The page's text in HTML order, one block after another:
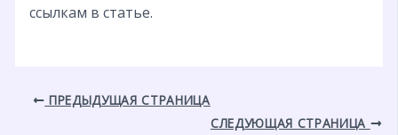
ссылкам в статье.
ПРЕДЫДУЩАЯ СТРАНИЦА
СЛЕДУЮЩАЯ СТРАНИЦА